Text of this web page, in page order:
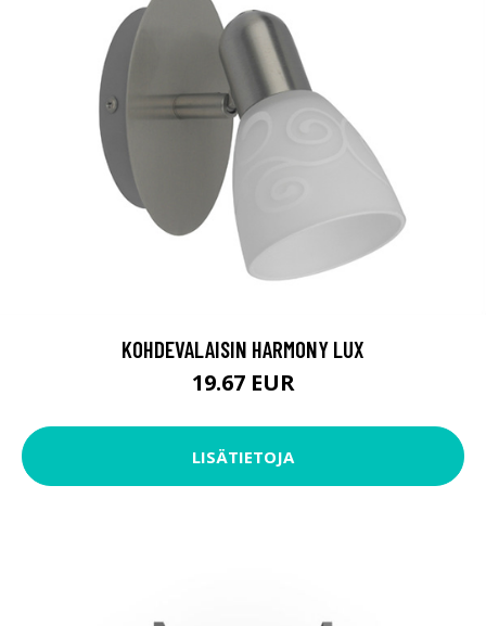
KOHDEVALAISIN HARMONY LUX
19.67 EUR
LISÄTIETOJA